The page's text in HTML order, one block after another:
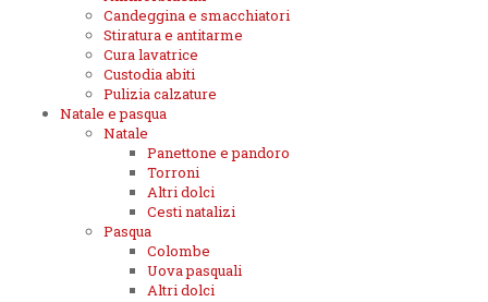
Candeggina e smacchiatori
Stiratura e antitarme
Cura lavatrice
Custodia abiti
Pulizia calzature
Natale e pasqua
Natale
Panettone e pandoro
Torroni
Altri dolci
Cesti natalizi
Pasqua
Colombe
Uova pasquali
Altri dolci